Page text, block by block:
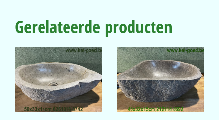
Gerelateerde producten